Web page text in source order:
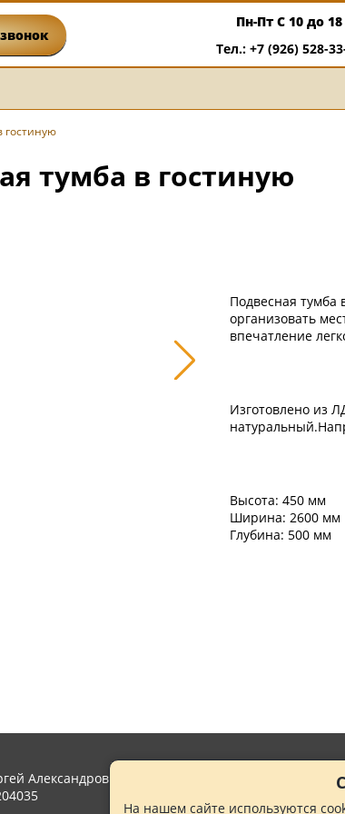
Пн-Пт С 10 до 18
Тел.: +7 (926) 528-
гостиную
тумба в гостиную
Подвесная тумба
организовать
впечатление
Изготовлено из
Высота: 450 мм
Ширина: 2600 мм
Глубина: 500 мм
Александрович
На нашем сайте используются